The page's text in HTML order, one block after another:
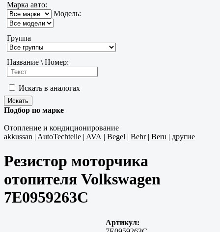
Марка авто:
Модель:
Группа
Название \ Номер:
Искать в аналогах
Подбор по марке
Отопление и кондиционирование
akkussan | AutoTechteile | AVA | Begel | Behr| Beru | другие
Резистор моторчика
отопителя Volkswagen
7E0959263C
Артикул: